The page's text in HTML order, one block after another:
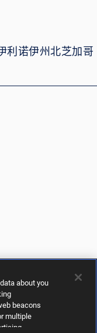
利诺伊州北芝加哥
about you
beacons
multiple